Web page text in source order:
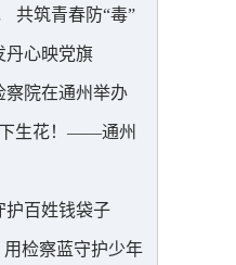
共筑青春防“毒”
丹心映党旗
院在通州举办
下生花！——通州
研讨会
护百姓钱袋子
检察蓝守护少年